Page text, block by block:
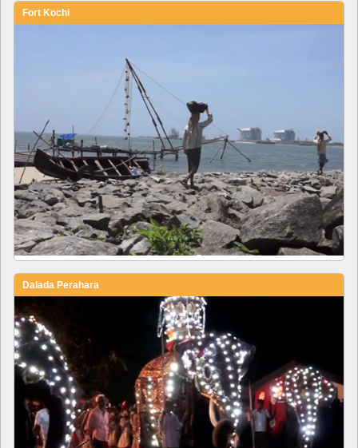
Fort Kochi
Dalada Perahara